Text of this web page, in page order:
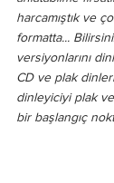
harcamıştık ve
formatta...
versiyonlarını
CD ve plak
dinleyiciyi plak
bir başlangıç